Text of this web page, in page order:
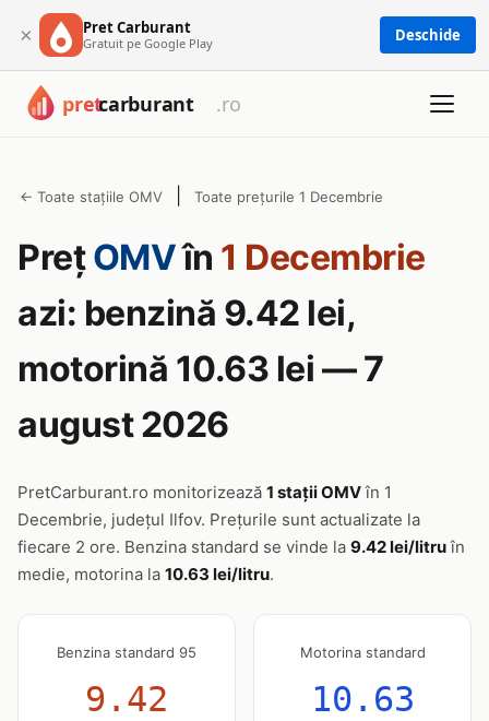
× Pret Carburant
Gratuit pe Google Play Deschide
← Toate stațiile OMV Toate prețurile 1 Decembrie
PrețOMVîn 1 Decembrie
azi: benzină 9.42 lei,
motorină 10.63 lei — 7
august 2026
PretCarburant.ro monitorizează 1 stații OMVîn 1
Decembrie, județul Ilfov. Prețurile sunt actualizate la
fiecare 2 ore. Benzina standard se vinde la 9.42 lei/litruîn
medie, motorina la 10.63 lei/litru.
Benzina standard 95
9.42
Motorina standard
10.63